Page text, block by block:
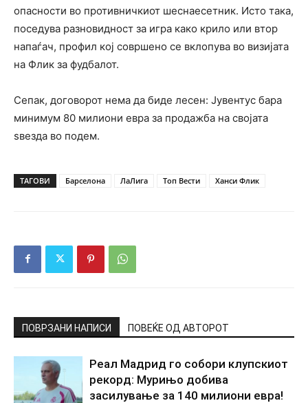
опасности во противничкиот шеснаесетник. Исто така,
поседува разновидност за игра како крило или втор
напаѓач, профил кој совршено се вклопува во визијата
на Флик за фудбалот.
Сепак, договорот нема да биде лесен: Јувентус бара
минимум 80 милиони евра за продажба на својата
ѕвезда во подем.
ТАГОВИ Барселона ЛаЛига Топ Вести Ханси Флик
ПОВРЗАНИ НАПИСИ ПОВЕЌЕ ОД АВТОРОТ
Реал Мадрид го собори клупскиот
рекорд: Мурињо добива
засилување за 140 милиони евра!